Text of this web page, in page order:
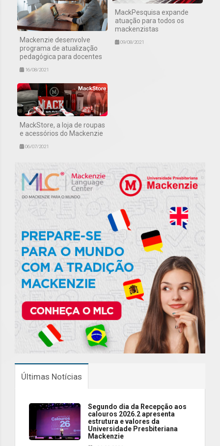
Mackenzie desenvolve
programa de atualização
pedagógica para docentes
16/08/2021
MackPesquisa expande
atuação para todos os
mackenzistas
09/08/2021
MackStore, a loja de roupas
e acessórios do Mackenzie
06/07/2021
Últimas Notícias
Segundo dia da Recepção aos
calouros 2026.2 apresenta
estrutura e valores da
Universidade Presbiteriana
Mackenzie